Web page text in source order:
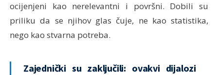
ocijenjeni kao nerelevantni i površni. Dobili su
priliku da se njihov glas čuje, ne kao statistika,
nego kao stvarna potreba.
Zajednički su zaključili: ovakvi dijalozi